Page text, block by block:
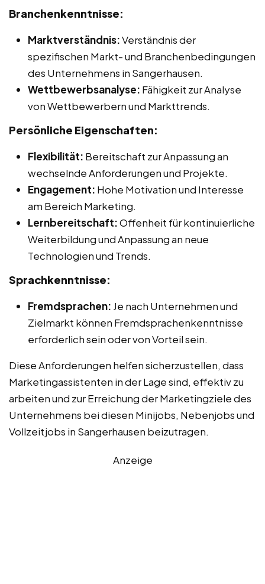
Branchenkenntnisse:
Marktverständnis:Verständnis der
spezifischen Markt- und Branchenbedingungen
des Unternehmens in Sangerhausen.
Wettbewerbsanalyse: Fähigkeit zur Analyse
von Wettbewerbern und Markttrends.
Persönliche Eigenschaften:
Flexibilität: Bereitschaft zur Anpassung an
wechselnde Anforderungen und Projekte.
Engagement: Hohe Motivation und Interesse
am Bereich Marketing.
Lernbereitschaft:Offenheit für kontinuierliche
Weiterbildung und Anpassung an neue
Technologien und Trends.
Sprachkenntnisse:
Fremdsprachen: Je nach Unternehmen und
Zielmarkt können Fremdsprachenkenntnisse
erforderlich sein oder von Vorteil sein.
Diese Anforderungen helfen sicherzustellen, dass
Marketingassistenten in der Lage sind, effektiv zu
arbeiten und zur Erreichung der Marketingziele des
Unternehmens bei diesen Minijobs, Nebenjobs und
Vollzeitjobs in Sangerhausen beizutragen.
Anzeige